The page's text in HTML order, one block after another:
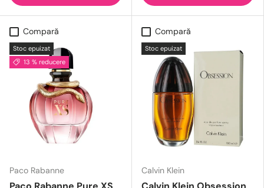
Compară
Stoc epuizat
13 % reducere
Paco Rabanne
Compară
Stoc epuizat
Calvin Klein